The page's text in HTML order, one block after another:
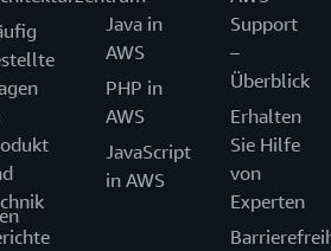
Java in
AWS
PHP in
AWS
JavaScript
in AWS
Support
–
Überblick
Erhalten
Sie Hilfe
von
Experten